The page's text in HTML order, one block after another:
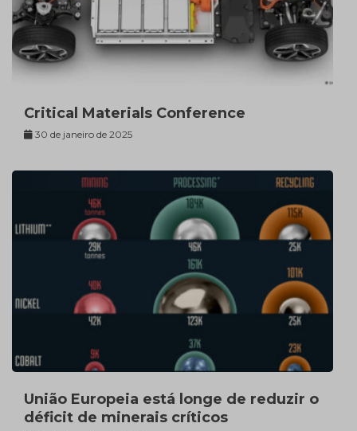
Critical Materials Conference
30 de janeiro de 2025
União Europeia está longe de reduzir o
déficit de minerais críticos